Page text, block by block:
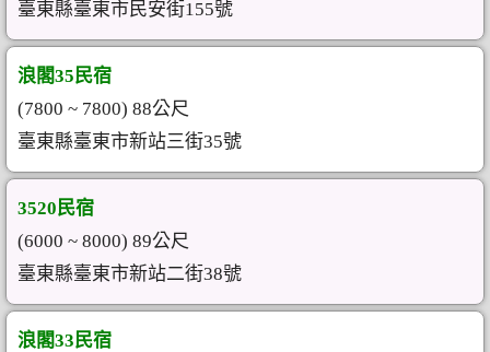
臺東縣臺東市民安街155號
浪閣35民宿
(7800 ~ 7800) 88公尺
臺東縣臺東市新站三街35號
3520民宿
(6000 ~ 8000) 89公尺
臺東縣臺東市新站二街38號
浪閣33民宿